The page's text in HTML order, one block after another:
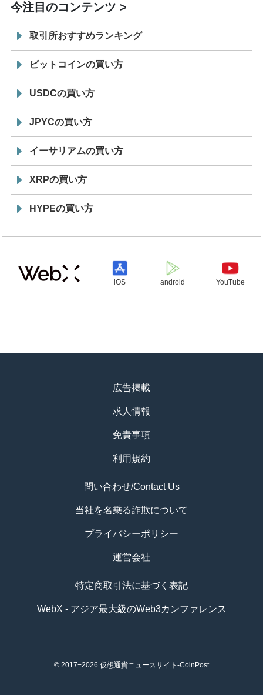
今注目のコンテンツ
取引所おすすめランキング
ビットコインの買い方
USDCの買い方
JPYCの買い方
イーサリアムの買い方
XRPの買い方
HYPEの買い方
iOS android YouTube
広告掲載
求人情報
免責事項
利用規約
問い合わせ/Contact Us
当社を名乗る詐欺について
プライバシーポリシー
運営会社
特定商取引法に基づく表記
WebX - アジア最大級のWeb3カンファレンス
© 2017−2026 仮想通貨ニュースサイト-CoinPost